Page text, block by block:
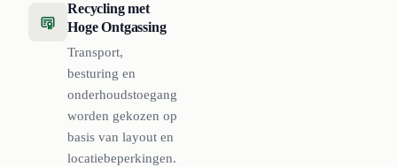
Recycling met
Hoge Ontgassing
Transport,
besturing en
onderhoudstoegang
worden gekozen op
basis van layout en
locatiebeperkingen.